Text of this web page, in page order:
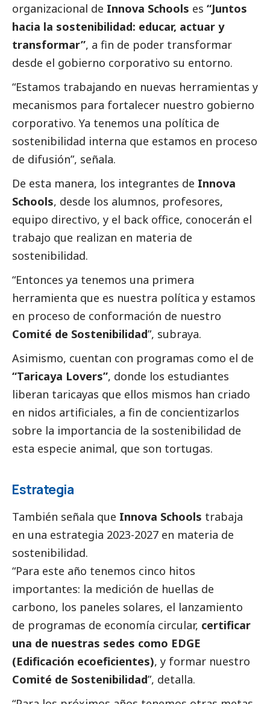
organizacional de Innova Schools es “Juntos
hacia la sostenibilidad: educar, actuar y
transformar”, a fin de poder transformar
desde el gobierno corporativo su entorno.
“Estamos trabajando en nuevas herramientas y
mecanismos para fortalecer nuestro gobierno
corporativo. Ya tenemos una política de
sostenibilidad interna que estamos en proceso
de difusión”, señala.
De esta manera, los integrantes de Innova
Schools, desde los alumnos, profesores,
equipo directivo, y el back office, conocerán el
trabajo que realizan en materia de
sostenibilidad.
“Entonces ya tenemos una primera
herramienta que es nuestra política y estamos
en proceso de conformación de nuestro
Comité de Sostenibilidad”, subraya.
Asimismo, cuentan con programas como el de
“Taricaya Lovers”, donde los estudiantes
liberan taricayas que ellos mismos han criado
en nidos artificiales, a fin de concientizarlos
sobre la importancia de la sostenibilidad de
esta especie animal, que son tortugas.
Estrategia
También señala que Innova Schools trabaja
en una estrategia 2023-2027 en materia de
sostenibilidad.
“Para este año tenemos cinco hitos
importantes: la medición de huellas de
carbono, los paneles solares, el lanzamiento
de programas de economía circular, certificar
una de nuestras sedes como EDGE
(Edificación ecoeficientes), y formar nuestro
Comité de Sostenibilidad”, detalla.